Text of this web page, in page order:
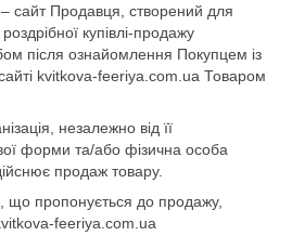
– сайт Продавця, створений для
купівлі-продажу
після ознайомлення Покупцем із
kvitkova-feeriya.com.ua Товаром
незалежно від її
форми та/або фізична особа
продаж товару.
що пропонується до продажу,
feeriya.com.ua